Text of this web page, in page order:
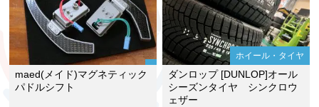
maed(メイド)マグネティック
パドルシフト
ホイール・タイヤ
ダンロップ [DUNLOP]オール
シーズンタイヤ シンクロウ
ェザー